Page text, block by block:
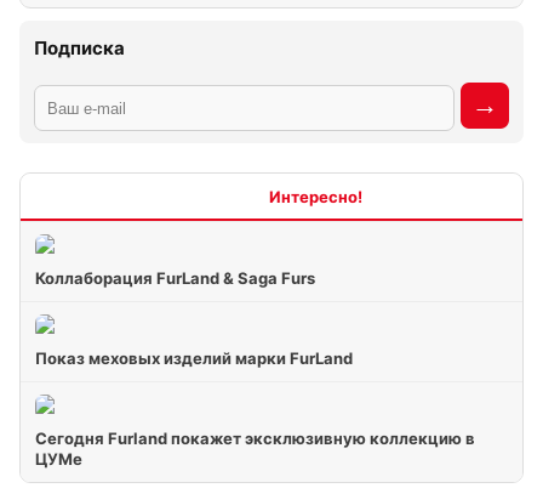
Подписка
Коллаборация FurLand & Saga Furs
Показ меховых изделий марки FurLand
Сегодня Furland покажет эксклюзивную коллекцию в
ЦУМе